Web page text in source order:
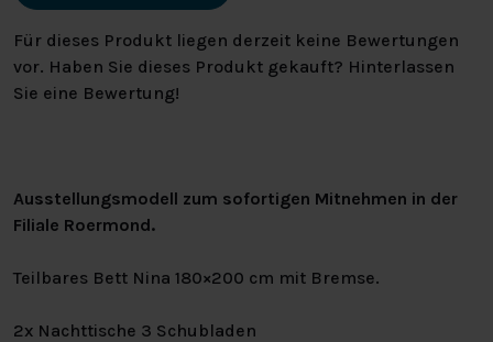
Für dieses Produkt liegen derzeit keine Bewertungen
vor. Haben Sie dieses Produkt gekauft? Hinterlassen
Sie eine Bewertung!
Ausstellungsmodell zum sofortigen Mitnehmen in der
Filiale Roermond.
Teilbares Bett Nina 180×200 cm mit Bremse.
2x Nachttische 3 Schubladen